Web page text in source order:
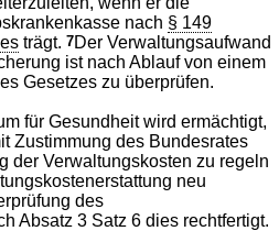
nach § 149
trägt.7Der Verwaltungsaufwand
ist nach Ablauf von einem
Gesetzes zu überprüfen.
für Gesundheit wird ermächtigt,
Zustimmung des Bundesrates
der Verwaltungskosten zu regeln
neu
des
Absatz 3 Satz 6 dies rechtfertigt.